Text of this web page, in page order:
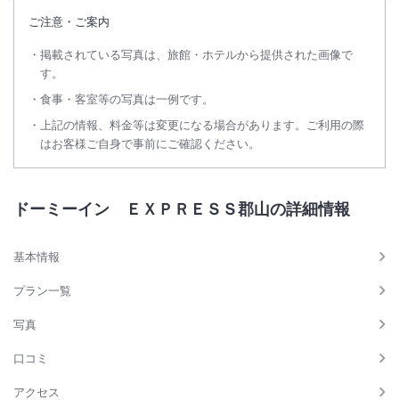
ご注意・ご案内
掲載されている写真は、旅館・ホテルから提供された画像で
す。
食事・客室等の写真は一例です。
上記の情報、料金等は変更になる場合があります。ご利用の際
はお客様ご自身で事前にご確認ください。
ドーミーイン ＥＸＰＲＥＳＳ郡山の詳細情報
基本情報
プラン一覧
写真
口コミ
アクセス